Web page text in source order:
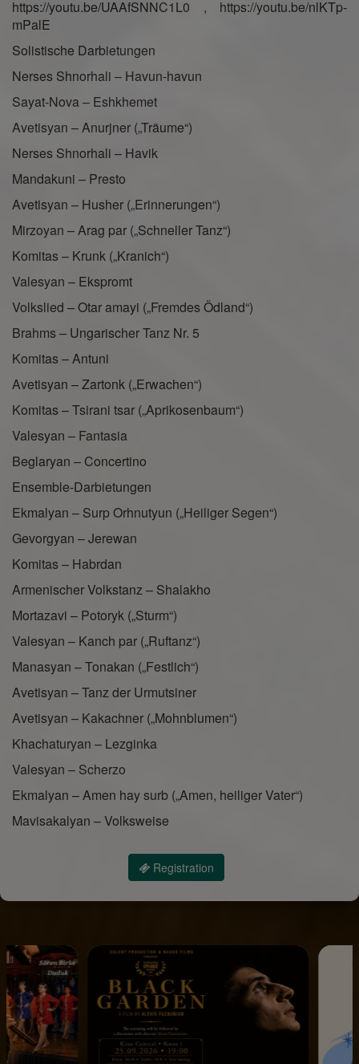
https://youtu.be/UAAfSNNC1L0 , https://youtu.be/nlKTp-
mPalE
Solistische Darbietungen
Nerses Shnorhali – Havun-havun
Sayat-Nova – Eshkhemet
Avetisyan – Anurjner („Träume“)
Nerses Shnorhali – Havik
Mandakuni – Presto
Avetisyan – Husher („Erinnerungen“)
Mirzoyan – Arag par („Schneller Tanz“)
Komitas – Krunk („Kranich“)
Valesyan – Ekspromt
Volkslied – Otar amayi („Fremdes Ödland“)
Brahms – Ungarischer Tanz Nr. 5
Komitas – Antuni
Avetisyan – Zartonk („Erwachen“)
Komitas – Tsirani tsar („Aprikosenbaum“)
Valesyan – Fantasia
Beglaryan – Concertino
Ensemble-Darbietungen
Ekmalyan – Surp Orhnutyun („Heiliger Segen“)
Gevorgyan – Jerewan
Komitas – Habrdan
Armenischer Volkstanz – Shalakho
Mortazavi – Potoryk („Sturm“)
Valesyan – Kanch par („Ruftanz“)
Manasyan – Tonakan („Festlich“)
Avetisyan – Tanz der Urmutsiner
Avetisyan – Kakachner („Mohnblumen“)
Khachaturyan – Lezginka
Valesyan – Scherzo
Ekmalyan – Amen hay surb („Amen, heiliger Vater“)
Mavisakalyan – Volksweise
Registration